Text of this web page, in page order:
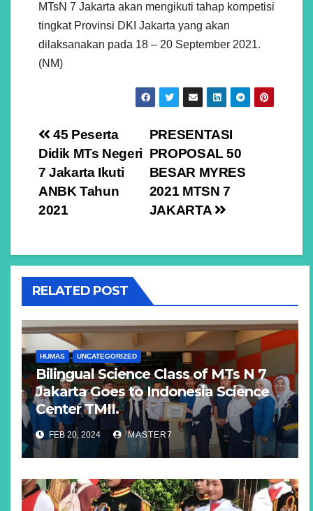
MTsN 7 Jakarta akan mengikuti tahap kompetisi
tingkat Provinsi DKI Jakarta yang akan
dilaksanakan pada 18 – 20 September 2021.
(NM)
Navigasi
pos
PRESENTASI
PROPOSAL 50
BESAR MYRES
2021 MTSN 7
JAKARTA
45 Peserta
Didik MTs Negeri
7 Jakarta Ikuti
ANBK Tahun
2021
RELATED POST
HUMAS UNCATEGORIZED
Bilingual Science Class of MTs N 7
Jakarta Goes to Indonesia Science
Center TMII.
FEB 20, 2024 MASTER7